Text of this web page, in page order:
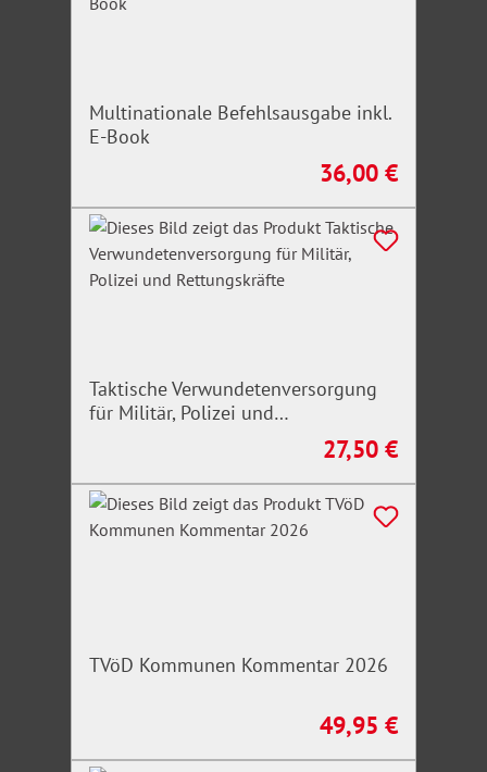
Multinationale Befehlsausgabe inkl.
E-Book
Regulärer Preis:
36,00 €
Taktische Verwundetenversorgung
für Militär, Polizei und
Regulärer Preis:
27,50 €
TVöD Kommunen Kommentar 2026
Regulärer Preis:
49,95 €